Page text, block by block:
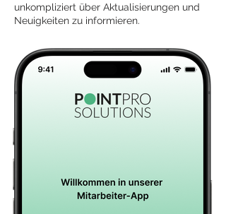
unkompliziert über Aktualisierungen und
Neuigkeiten zu informieren.